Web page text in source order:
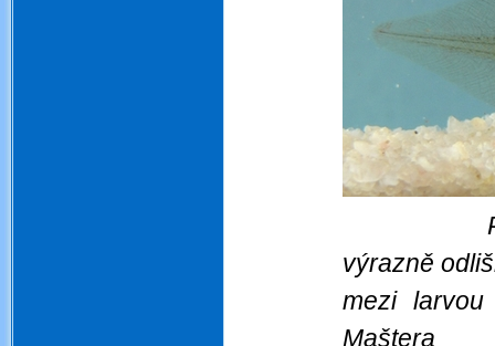
Pulci
výrazně
mezi
Maštera